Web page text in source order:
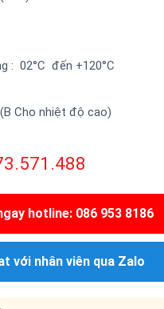
: 02°C đến +120°C
Cho nhiệt độ cao)
hotline: 086 953 8186
với nhân viên qua Zalo